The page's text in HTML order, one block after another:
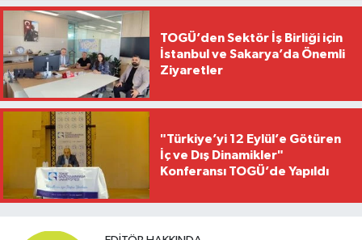
TOGÜ’den Sektör İş Birliği için
İstanbul ve Sakarya’da Önemli
Ziyaretler
"Türkiye’yi 12 Eylül’e Götüren
İç ve Dış Dinamikler"
Konferansı TOGÜ’de Yapıldı